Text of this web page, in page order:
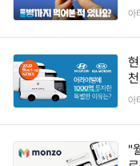
아
아
"